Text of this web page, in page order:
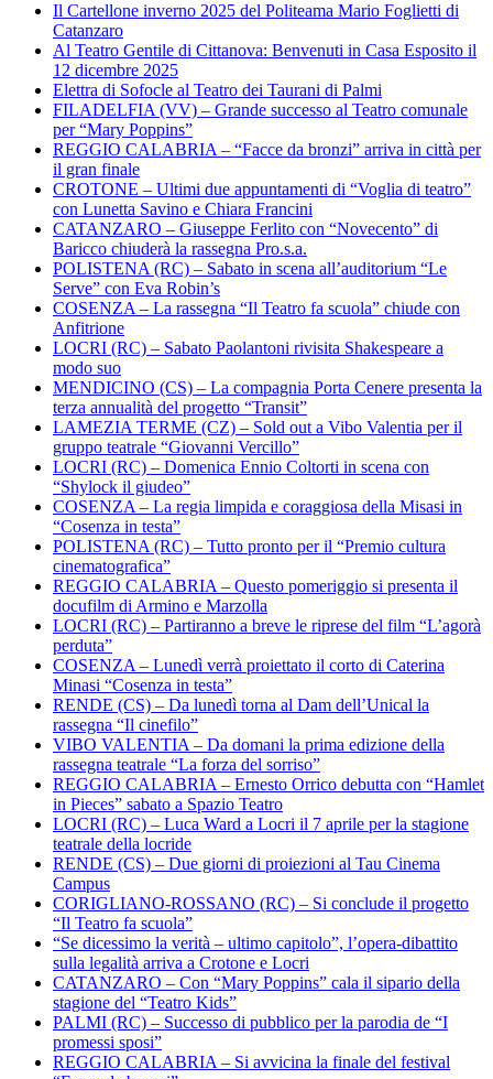
Il Cartellone inverno 2025 del Politeama Mario Foglietti di
Catanzaro
Al Teatro Gentile di Cittanova: Benvenuti in Casa Esposito il
12 dicembre 2025
Elettra di Sofocle al Teatro dei Taurani di Palmi
FILADELFIA (VV) – Grande successo al Teatro comunale
per “Mary Poppins”
REGGIO CALABRIA – “Facce da bronzi” arriva in città per
il gran finale
CROTONE – Ultimi due appuntamenti di “Voglia di teatro”
con Lunetta Savino e Chiara Francini
CATANZARO – Giuseppe Ferlito con “Novecento” di
Baricco chiuderà la rassegna Pro.s.a.
POLISTENA (RC) – Sabato in scena all’auditorium “Le
Serve” con Eva Robin’s
COSENZA – La rassegna “Il Teatro fa scuola” chiude con
Anfitrione
LOCRI (RC) – Sabato Paolantoni rivisita Shakespeare a
modo suo
MENDICINO (CS) – La compagnia Porta Cenere presenta la
terza annualità del progetto “Transit”
LAMEZIA TERME (CZ) – Sold out a Vibo Valentia per il
gruppo teatrale “Giovanni Vercillo”
LOCRI (RC) – Domenica Ennio Coltorti in scena con
“Shylock il giudeo”
COSENZA – La regia limpida e coraggiosa della Misasi in
“Cosenza in testa”
POLISTENA (RC) – Tutto pronto per il “Premio cultura
cinematografica”
REGGIO CALABRIA – Questo pomeriggio si presenta il
docufilm di Armino e Marzolla
LOCRI (RC) – Partiranno a breve le riprese del film “L’agorà
perduta”
COSENZA – Lunedì verrà proiettato il corto di Caterina
Minasi “Cosenza in testa”
RENDE (CS) – Da lunedì torna al Dam dell’Unical la
rassegna “Il cinefilo”
VIBO VALENTIA – Da domani la prima edizione della
rassegna teatrale “La forza del sorriso”
REGGIO CALABRIA – Ernesto Orrico debutta con “Hamlet
in Pieces” sabato a Spazio Teatro
LOCRI (RC) – Luca Ward a Locri il 7 aprile per la stagione
teatrale della locride
RENDE (CS) – Due giorni di proiezioni al Tau Cinema
Campus
CORIGLIANO-ROSSANO (RC) – Si conclude il progetto
“Il Teatro fa scuola”
“Se dicessimo la verità – ultimo capitolo”, l’opera-dibattito
sulla legalità arriva a Crotone e Locri
CATANZARO – Con “Mary Poppins” cala il sipario della
stagione del “Teatro Kids”
PALMI (RC) – Successo di pubblico per la parodia de “I
promessi sposi”
REGGIO CALABRIA – Si avvicina la finale del festival